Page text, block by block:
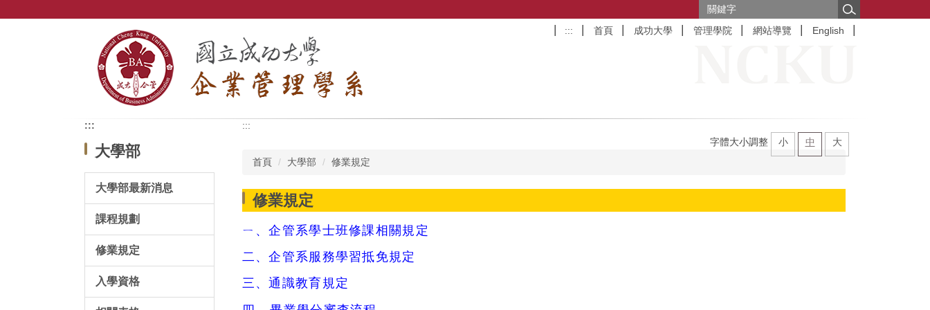
::: 首頁 成功大學 管理學院 網站導覽 English
:::
大學部
大學部最新消息
課程規劃
修業規定
入學資格
:::
首頁 大學部 修業規定
修業規定
字體大小調整 小 中 大
ㄧ、企管系學士班修課相關規定
二、企管系服務學習抵免規定
三、通識教育規定